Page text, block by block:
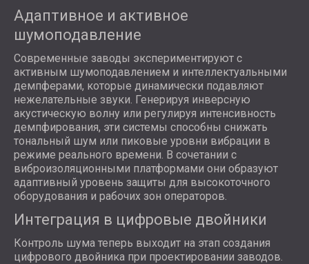
Адаптивное и активное
шумоподавление
Современные заводы экспериментируют с
активным шумоподавлением и интеллектуальными
демпферами, которые динамически подавляют
нежелательные звуки. Генерируя инверсную
акустическую волну или регулируя интенсивность
демпфирования, эти системы способны снижать
тональный шум или пиковые уровни вибрации в
режиме реального времени. В сочетании с
виброизоляционными платформами они образуют
адаптивный уровень защиты для высокоточного
оборудования и рабочих зон операторов.
Интеграция в цифровые двойники
Контроль шума теперь выходит на этап создания
цифрового двойника при проектировании заводов.